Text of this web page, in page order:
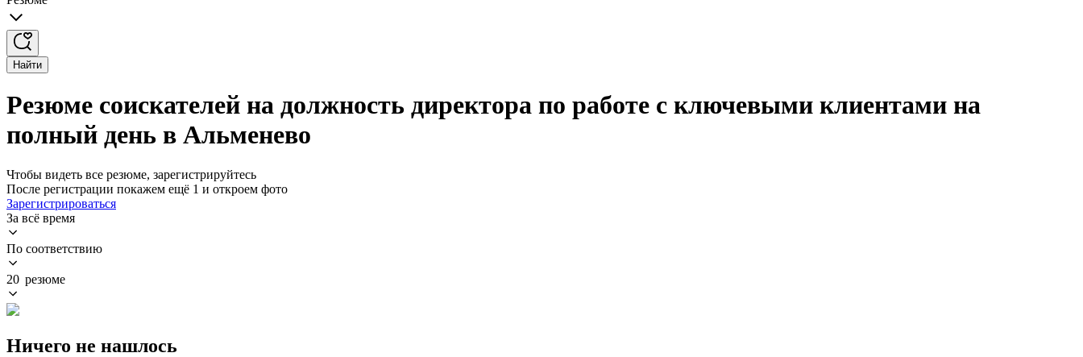
Найти
Резюме соискателей на должность директора по работе с ключевыми клиентами на
полный день в Альменево
Чтобы видеть все резюме, зарегистрируйтесь
После регистрации покажем ещё 1 и откроем фото
Зарегистрироваться
За всё время
По соответствию
20 резюме
Ничего не нашлось